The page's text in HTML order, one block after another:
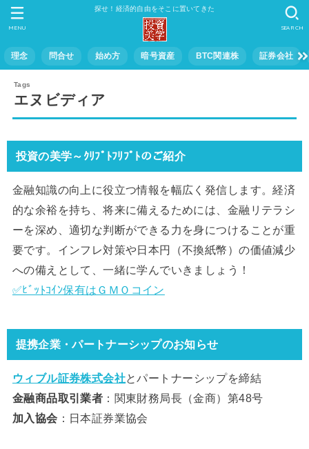
探せ！経済的自由をそこに置いてきた
理念 問合せ 始め方 暗号資産 BTC関連株 証券会社
SEARCH
MENU
エヌビディア
投資の美学～ｸﾘﾌﾟﾄﾌﾘﾌﾟﾄのご紹介
金融知識の向上に役立つ情報を幅広く発信します。経済
的な余裕を持ち、将来に備えるためには、金融リテラシ
ーを深め、適切な判断ができる力を身につけることが重
要です。インフレ対策や日本円（不換紙幣）の価値減少
への備えとして、一緒に学んでいきましょう！
✅ﾋﾞｯﾄｺｲﾝ保有はＧＭＯコイン
提携企業・パートナーシップのお知らせ
ウィブル証券株式会社とパートナーシップを締結
金融商品取引業者 ：関東財務局長（金商）第48号
加入協会 ：日本証券業協会